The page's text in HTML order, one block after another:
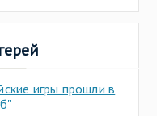
игры прошли в